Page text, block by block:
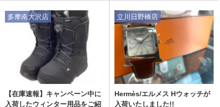
【在庫速報】キャンペーン中に
入荷したウィンター用品をご紹
多摩南大沢店
Hermès/エルメス Hウォッチが
入荷いたしました!!
立川日野橋店